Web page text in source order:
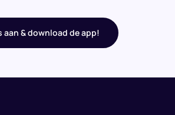
aan & download de app!